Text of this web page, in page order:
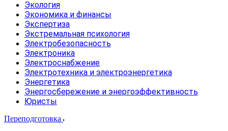
Экология
Экономика и финансы
Экспертиза
Экстремальная психология
Электробезопасность
Электроника
Электроснабжение
Электротехника и электроэнергетика
Энергетика
Энергосбережение и энергоэффективность
Юристы
Переподготовка